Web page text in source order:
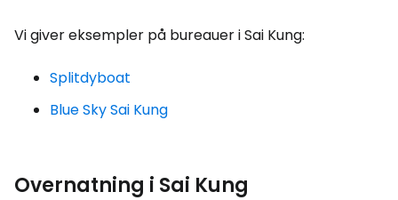
Vi giver eksempler på bureauer i Sai Kung:
Splitdyboat
Blue Sky Sai Kung
Overnatning i Sai Kung